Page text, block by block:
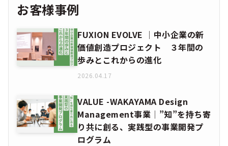
お客様事例
FUXION EVOLVE │中小企業の新
価値創造プロジェクト ３年間の
歩みとこれからの進化
2026.04.17
VALUE -WAKAYAMA Design
Management事業│”知”を持ち寄
り共に創る、実践型の事業開発プ
ログラム